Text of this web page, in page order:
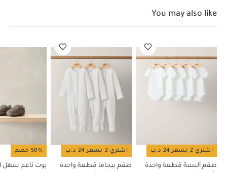
لا يُستخدم المُبيض
تُغسل الألوان الداكنة منفصلة
ويُكوى من الداخل إلى الخارج قد يعجبك أيضاً:طقم ألبسة قطعة
واحدة بأكمام قصيرة قماش عضوي بلون أبيض - 5 قطع
قطعة واحدة عضوية بلون أبيض - 3 قطع
بوت ناعم سهل الارتداء
قطعة واحدة مطرزة للعيد - أبيض
رومبر شامبراي
You may also like
اشتري 2 بسعر 24 د.ب
طقم ألبسة قطعة واحدة
اشتري 2 بسعر 24 د.ب
طقم بيجاما قطعة واحدة
50% خصم
بوت ناعم سهل